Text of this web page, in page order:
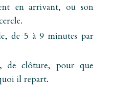
en arrivant, ou son
de 5 à 9 minutes par
de clôture, pour que
il repart.